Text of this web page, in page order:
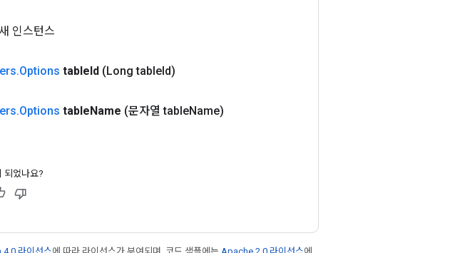
인스턴스
.Options tableId (Long tableId)
.Options tableName (문자열 tableName)
되었나요?